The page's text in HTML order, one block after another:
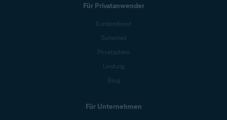
Für Privatanwender
Kundendienst
Sicherheit
Privatsphäre
Leistung
Blog
Für Unternehmen